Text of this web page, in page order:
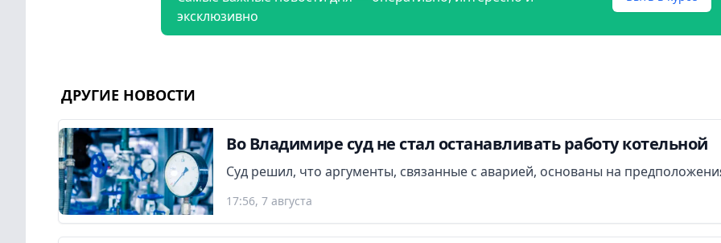
эксклюзивно
ДРУГИЕ НОВОСТИ
Во Владимире суд не стал останавливать работу котельной
Суд решил, что аргументы, связанные с аварией, основаны на
17:56, 7 августа